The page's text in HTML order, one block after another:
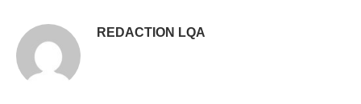
REDACTION LQA